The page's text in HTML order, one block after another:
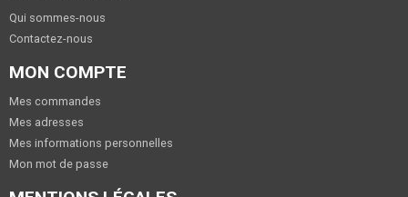
Qui sommes-nous
Contactez-nous
MON COMPTE
Mes commandes
Mes adresses
Mes informations personnelles
Mon mot de passe